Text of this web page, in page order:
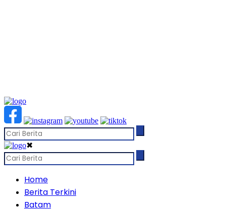
✖
Home
Berita Terkini
Batam